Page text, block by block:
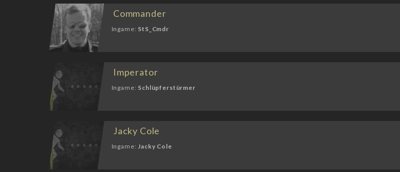
Commander
Ingame: StS_Cmdr
Imperator
Ingame: Schlüpferstürmer
Jacky Cole
Ingame:Jacky Cole